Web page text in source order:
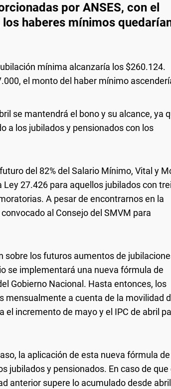
por ANSES, con el
haberes mínimos
mínima alcanzaría los $260.124.
el monto del haber mínimo
se mantendrá el bono y su alcance, ya
a los jubilados y pensionados con los
del 82% del Salario Mínimo, Vital y
27.426 para aquellos jubilados con
A pesar de encontrarnos en la
al Consejo del SMVM para
sobre los futuros aumentos de
se implementará una nueva fórmula de
Gobierno Nacional. Hasta entonces, los
mensualmente a cuenta de la movilidad
el incremento de mayo y el IPC de abril
la aplicación de esta nueva fórmula de
jubilados y pensionados. En caso de que
anterior supere lo acumulado desde